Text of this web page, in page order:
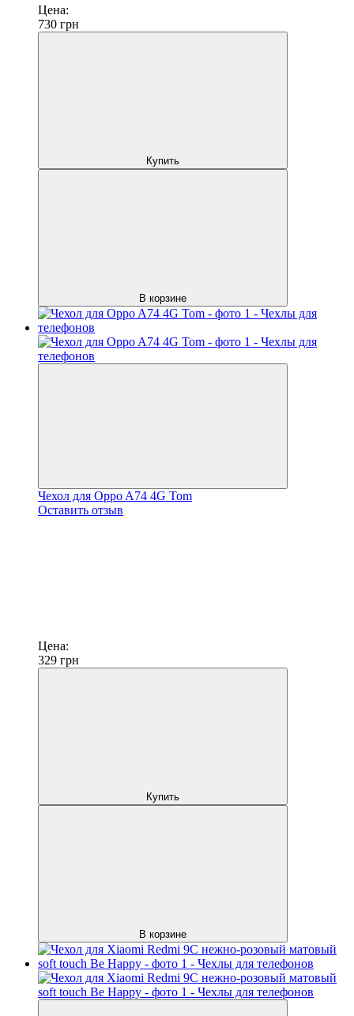
Цена:
730 грн
Купить
В корзине
Чехол для Oppo A74 4G Tom
Оставить отзыв
Цена:
329 грн
Купить
В корзине